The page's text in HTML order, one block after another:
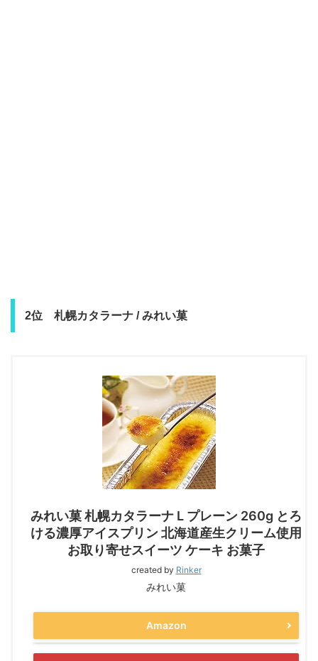
2位 札幌カタラーナ / みれい菓
みれい菓 札幌カタラーナ L プレーン 260g とろ
ける濃厚アイスプリン 北海道産生クリーム使用
お取り寄せスイーツ ケーキ お菓子
created by Rinker
みれい菓
Amazon